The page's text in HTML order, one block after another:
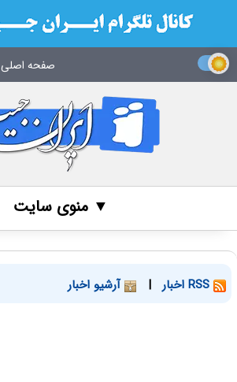
صفحه اصلی
▼ منوی سایت
| آرشیو اخبار